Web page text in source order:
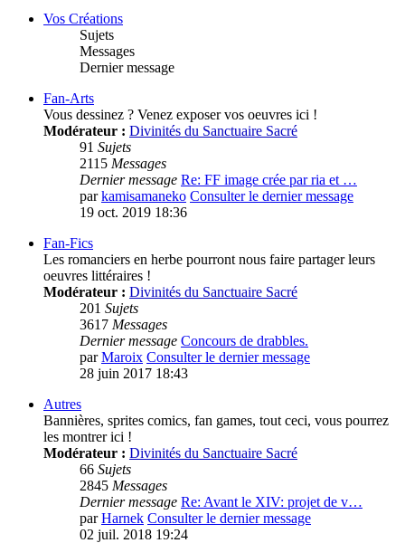
Vos Créations
Sujets
Messages
Dernier message
Fan-Arts
Vous dessinez ? Venez exposer vos oeuvres ici !
Modérateur : Divinités du Sanctuaire Sacré
91 Sujets
2115 Messages
Dernier message Re: FF image crée par ria et …
parkamisamaneko Consulter le dernier message
19 oct. 2019 18:36
Fan-Fics
Les romanciers en herbe pourront nous faire partager leurs
oeuvres littéraires !
Modérateur : Divinités du Sanctuaire Sacré
201 Sujets
3617 Messages
Dernier message Concours de drabbles.
parMaroix Consulter le dernier message
28 juin 2017 18:43
Autres
Bannières, sprites comics, fan games, tout ceci, vous pourrez
les montrer ici !
Modérateur : Divinités du Sanctuaire Sacré
66 Sujets
2845 Messages
Dernier message Re: Avant le XIV: projet de v…
parHarnek Consulter le dernier message
02 juil. 2018 19:24